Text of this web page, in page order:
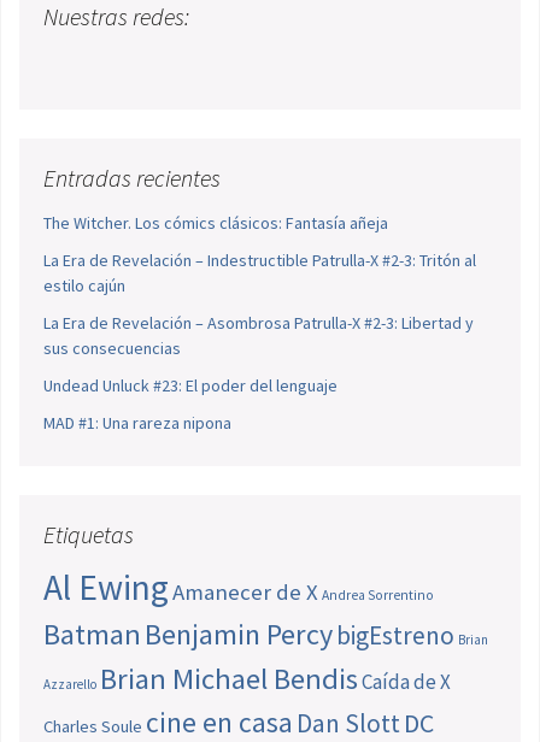
Nuestras redes:
Entradas recientes
The Witcher. Los cómics clásicos: Fantasía añeja
La Era de Revelación – Indestructible Patrulla-X #2-3: Tritón al
estilo cajún
La Era de Revelación – Asombrosa Patrulla-X #2-3: Libertad y
sus consecuencias
Undead Unluck #23: El poder del lenguaje
MAD #1: Una rareza nipona
Etiquetas
Al EwingAmanecer de X Andrea Sorrentino
Batman Benjamin PercybigEstreno Brian
Azzarello Brian Michael BendisCaída de X
Charles Soule cine en casa Dan SlottDC